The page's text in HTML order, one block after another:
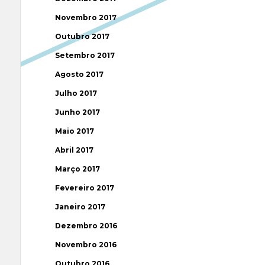
Novembro 2017
Outubro 2017
Setembro 2017
Agosto 2017
Julho 2017
Junho 2017
Maio 2017
Abril 2017
Março 2017
Fevereiro 2017
Janeiro 2017
Dezembro 2016
Novembro 2016